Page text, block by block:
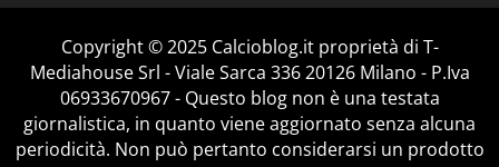
Copyright © 2025 Calcioblog.it proprietà di T-
Mediahouse Srl - Viale Sarca 336 20126 Milano - P.Iva
06933670967 - Questo blog non è una testata
giornalistica, in quanto viene aggiornato senza alcuna
periodicità. Non può pertanto considerarsi un prodotto